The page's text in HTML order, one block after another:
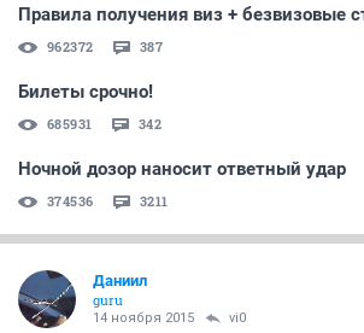
Правила получения виз + безвизовые
962372 387
Билеты срочно!
685931 342
Ночной дозор наносит ответный удар
374536 3211
Даниил
guru
14 ноября 2015 vi0